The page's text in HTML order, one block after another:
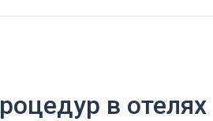
в отелях